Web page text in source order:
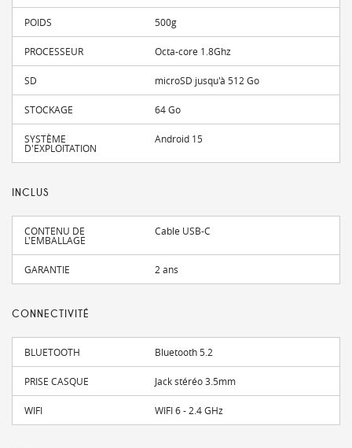
POIDS 500g
PROCESSEUR Octa-core 1.8Ghz
SD microSD jusqu'à 512 Go
STOCKAGE 64 Go
SYSTÈME
D'EXPLOITATION
Android 15
INCLUS
CONTENU DE
L'EMBALLAGE
Cable USB-C
GARANTIE 2 ans
CONNECTIVITÉ
BLUETOOTH Bluetooth 5.2
PRISE CASQUE Jack stéréo 3.5mm
WIFI WIFI 6 - 2.4 GHz